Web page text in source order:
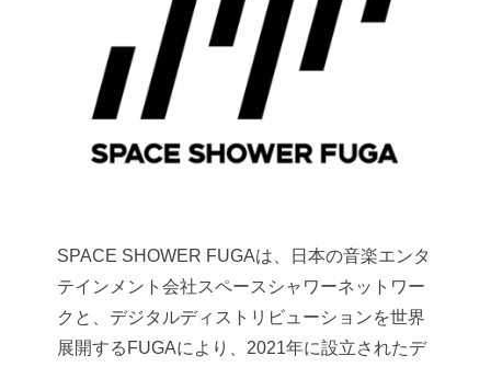
SPACE SHOWER FUGAは、日本の音楽エンタ
テインメント会社スペースシャワーネットワー
クと、デジタルディストリビューションを世界
展開するFUGAにより、2021年に設立されたデ